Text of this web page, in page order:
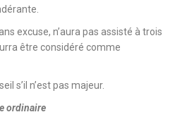
excuse, n’aura pas assisté à trois
être considéré comme
s’il n’est pas majeur.
ordinaire